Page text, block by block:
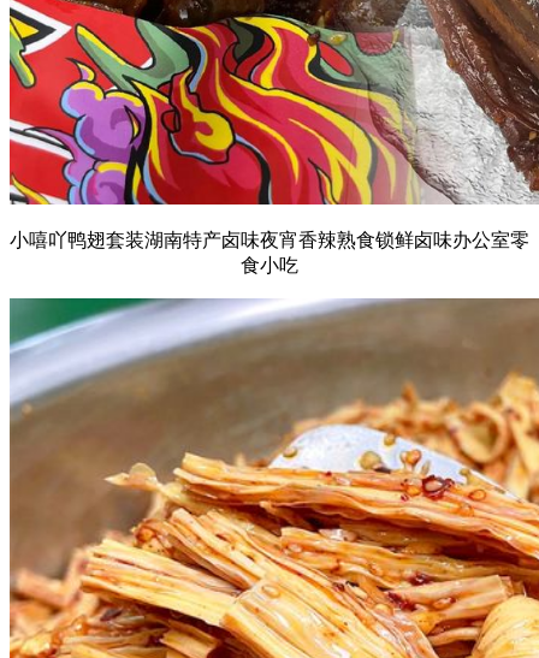
小嘻吖鸭翅套装湖南特产卤味夜宵香辣熟食锁鲜卤味办公室零
食小吃